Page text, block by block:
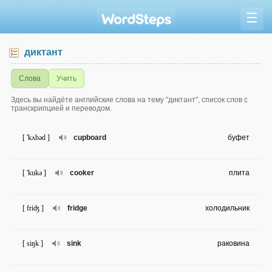
☰
диктант
Слова Учить
Здесь вы найдёте английские слова на тему "диктант", список слов с
транскрипцией и переводом.
cupboard
[ 'kʌbəd ] буфет
cooker
[ 'kukə ] плита
fridge
[ friʤ ] холодильник
sink
[ siŋk ] раковина